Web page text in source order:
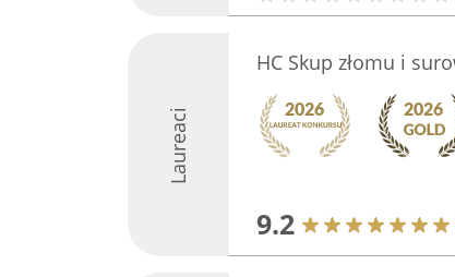
Laureaci
HC Skup złomu i
9.2